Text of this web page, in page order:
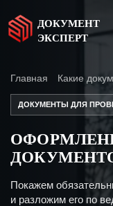
ДОКУМЕНТ
ЭКСПЕРТ
Главная Какие
ДОКУМЕНТЫ ДЛЯ
Покажем
и разложим его по